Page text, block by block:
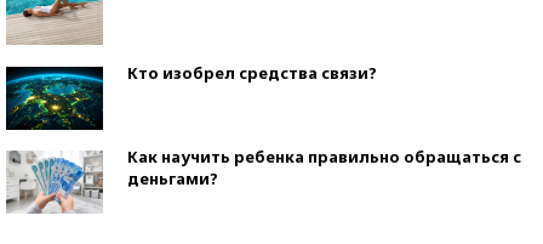
Кто изобрел средства связи?
Как научить ребенка правильно обращаться с
деньгами?